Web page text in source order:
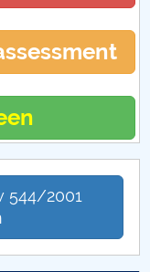
544/2001